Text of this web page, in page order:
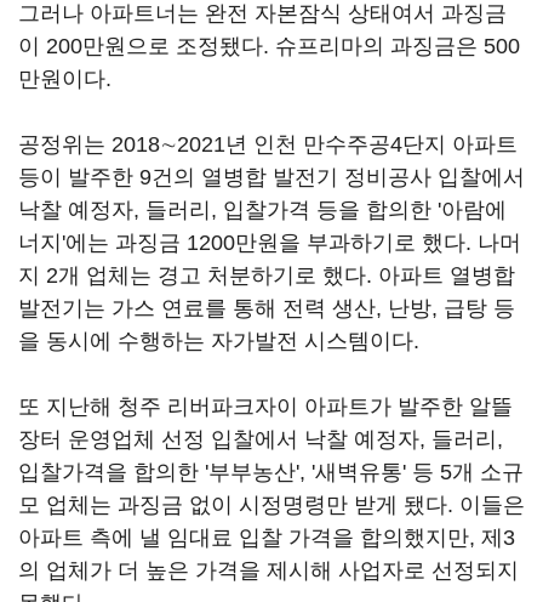
그러나 아파트너는 완전 자본잠식 상태여서 과징금
이 200만원으로 조정됐다. 슈프리마의 과징금은 500
만원이다.
공정위는 2018∼2021년 인천 만수주공4단지 아파트
등이 발주한 9건의 열병합 발전기 정비공사 입찰에서
낙찰 예정자, 들러리, 입찰가격 등을 합의한 '아람에
너지'에는 과징금 1200만원을 부과하기로 했다. 나머
지 2개 업체는 경고 처분하기로 했다. 아파트 열병합
발전기는 가스 연료를 통해 전력 생산, 난방, 급탕 등
을 동시에 수행하는 자가발전 시스템이다.
또 지난해 청주 리버파크자이 아파트가 발주한 알뜰
장터 운영업체 선정 입찰에서 낙찰 예정자, 들러리,
입찰가격을 합의한 '부부농산', '새벽유통' 등 5개 소규
모 업체는 과징금 없이 시정명령만 받게 됐다. 이들은
아파트 측에 낼 임대료 입찰 가격을 합의했지만, 제3
의 업체가 더 높은 가격을 제시해 사업자로 선정되지